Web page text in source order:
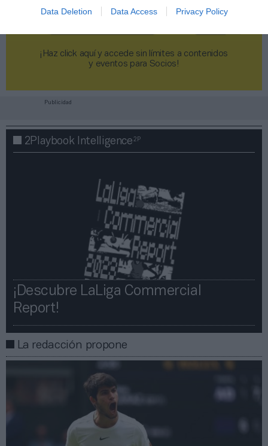
Data Deletion Data Access Privacy Policy
¡Haz click aquí y accede sin límites a contenidos
y eventos para Socios!​​​​​​​
Publicidad
2Playbook Intelligence2P
¡Descubre LaLiga Commercial
Report!​​
La redacción propone